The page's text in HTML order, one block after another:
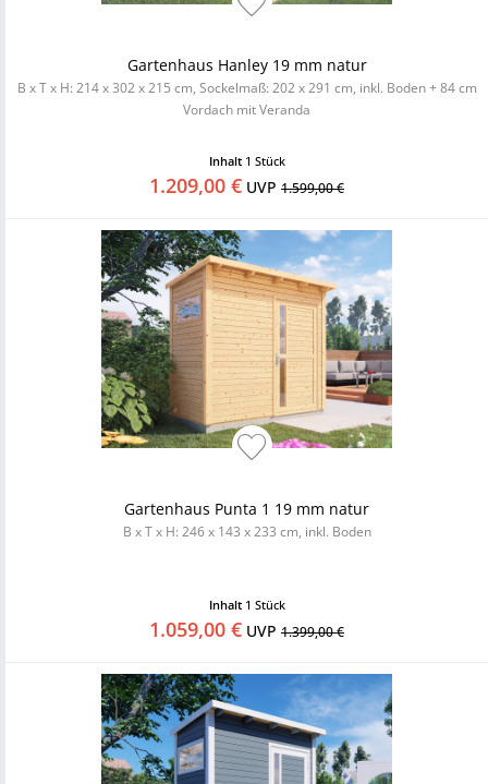
Gartenhaus Hanley 19 mm natur
B x T x H: 214 x 302 x 215 cm, Sockelmaß: 202 x 291 cm, inkl. Boden + 84 cm
Vordach mit Veranda
Inhalt 1 Stück
1.209,00 € UVP 1.599,00 €
Gartenhaus Punta 1 19 mm natur
B x T x H: 246 x 143 x 233 cm, inkl. Boden
Inhalt 1 Stück
1.059,00 € UVP 1.399,00 €